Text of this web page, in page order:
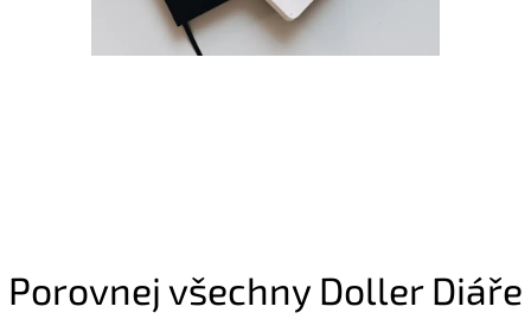
Porovnej všechny Doller Diáře